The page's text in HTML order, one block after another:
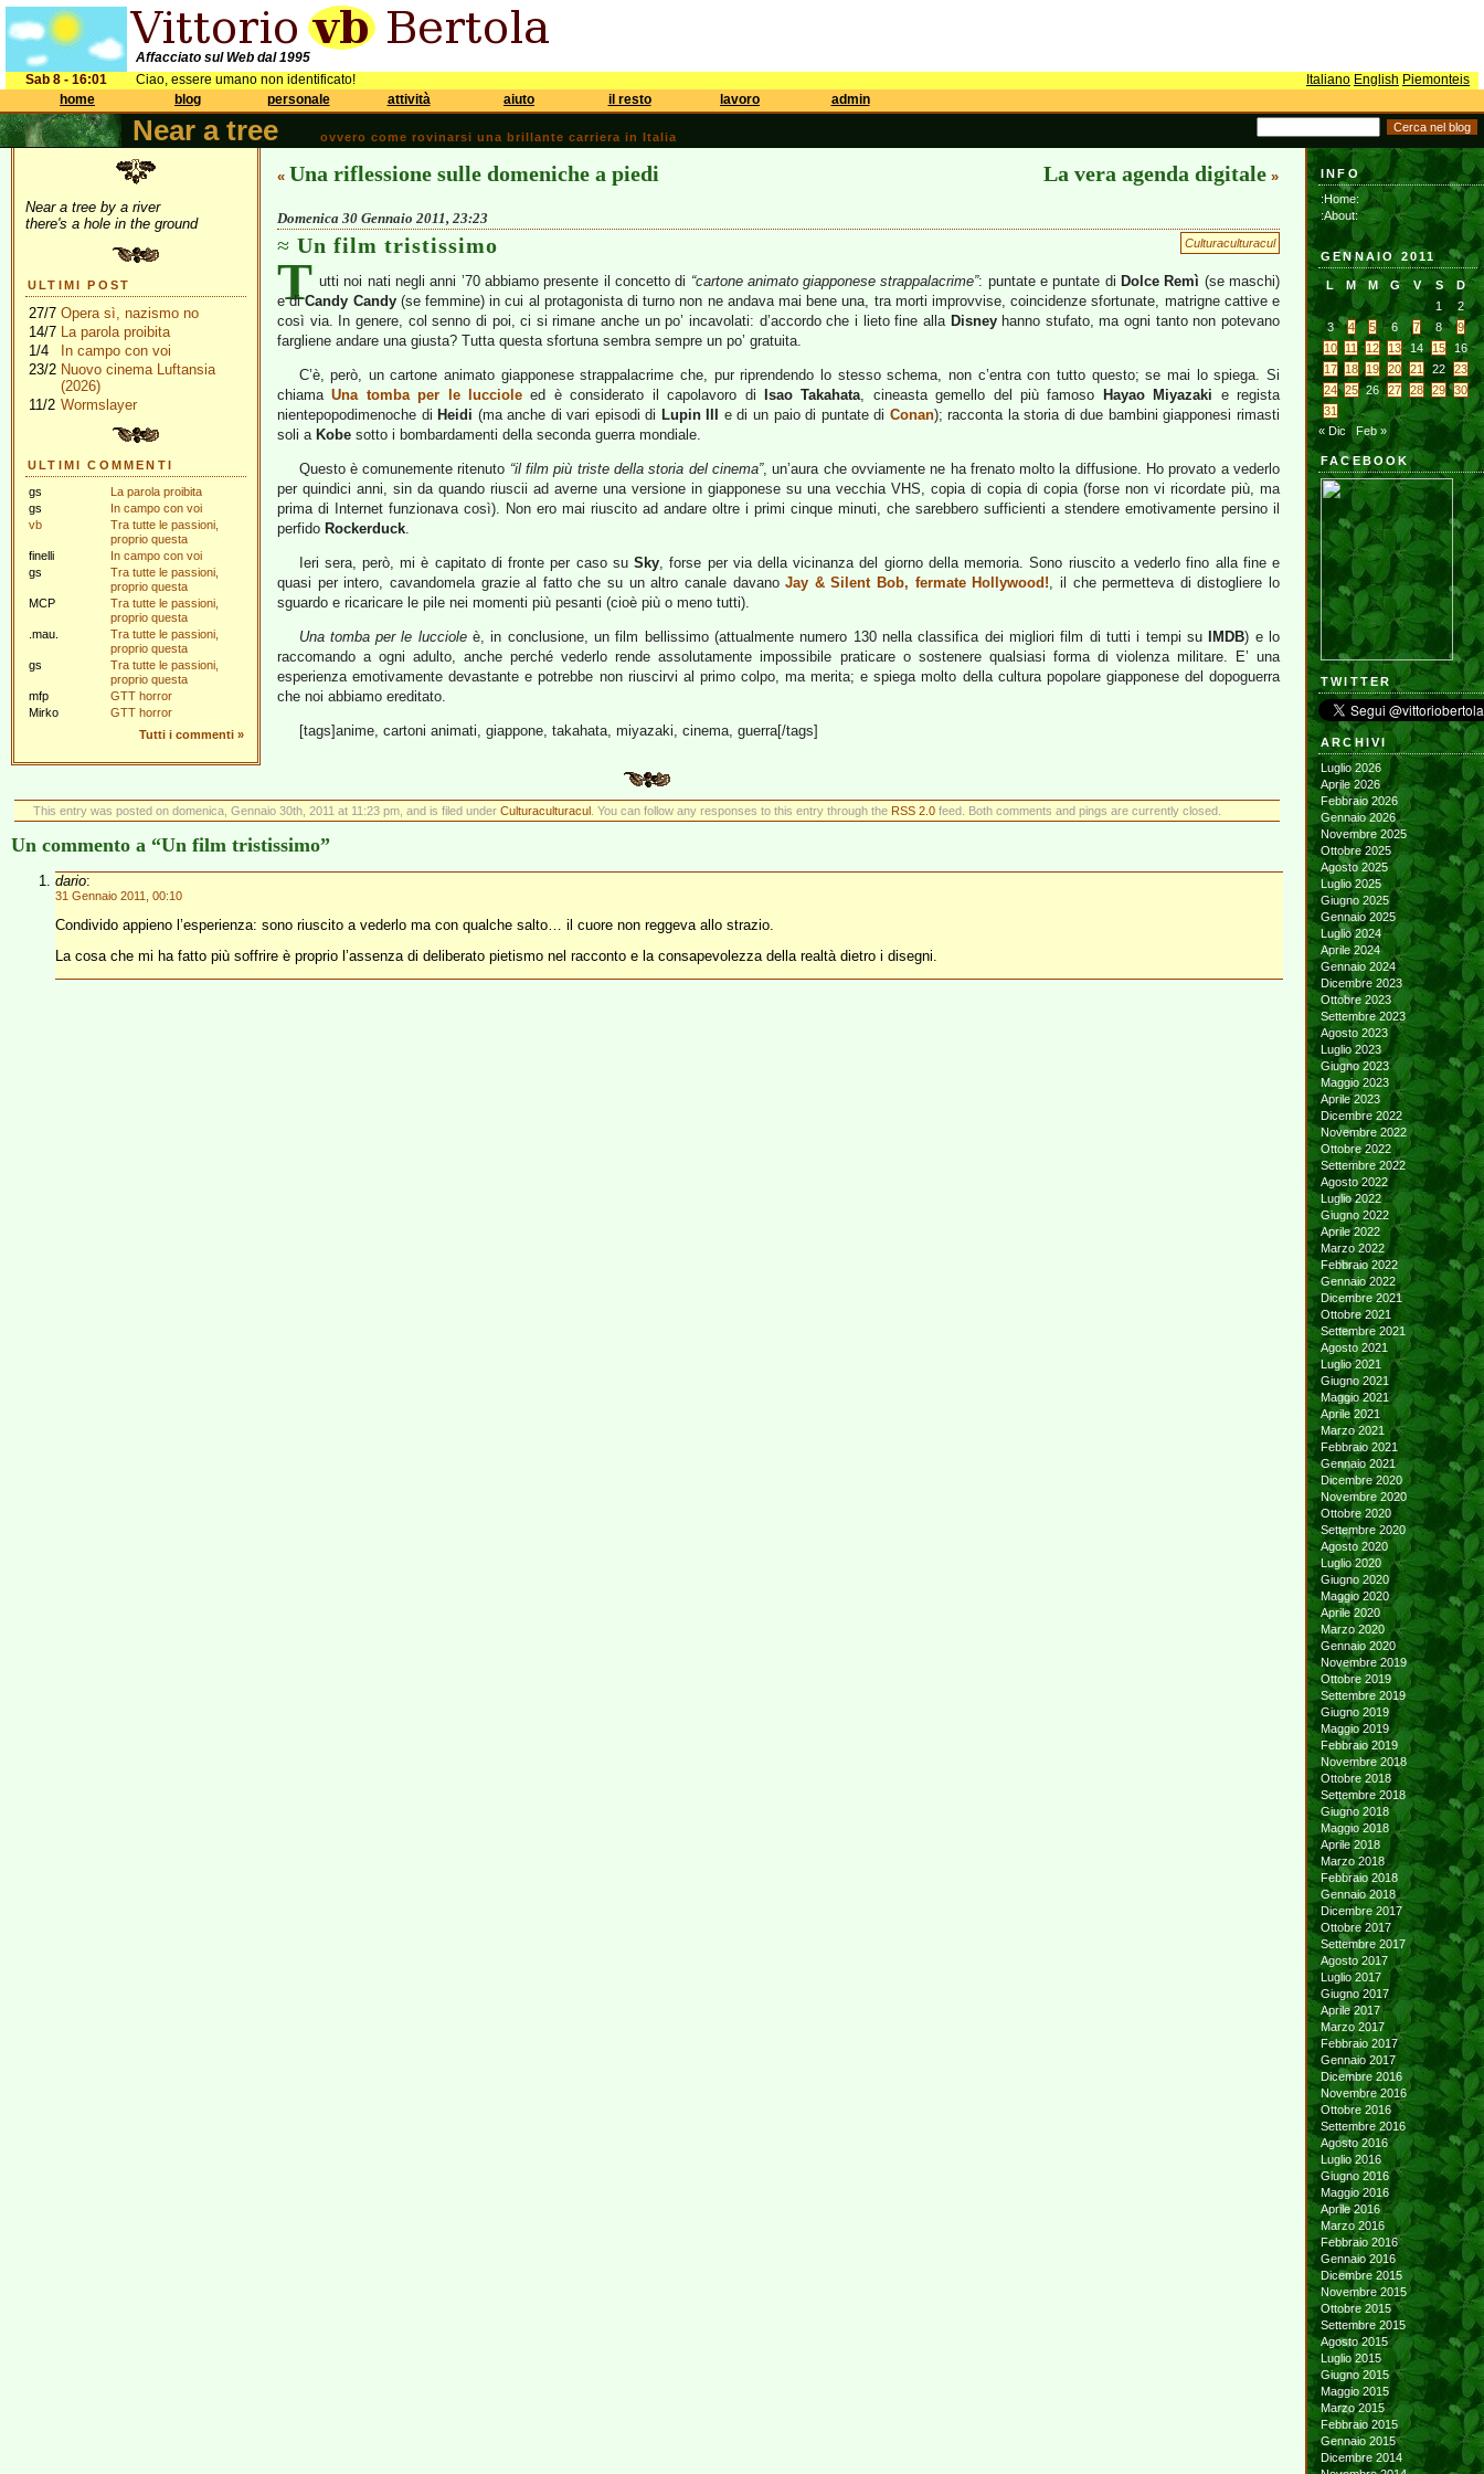
Affacciato sul Web dal 1995
Sab 8 - 16:01
Ciao, essere umano non identificato! Italiano English Piemonteis
home
blog personale attività aiuto il resto lavoro admin
Near a tree ovvero come rovinarsi una brillante carriera in Italia
Near a tree by a river
there's a hole in the ground
ULTIMI POST
27/7 Opera sì, nazismo no
14/7 La parola proibita
1/4
In campo con voi
23/2 Nuovo cinema Luftansia
(2026)
11/2 Wormslayer
ULTIMI COMMENTI
gs
La parola proibita
gs
In campo con voi
vb
Tra tutte le passioni,
proprio questa
finelli
In campo con voi
gs
Tra tutte le passioni,
proprio questa
MCP
Tra tutte le passioni,
proprio questa
.mau.
Tra tutte le passioni,
proprio questa
gs
Tra tutte le passioni,
proprio questa
mfp
GTT horror
Mirko
GTT horror
Tutti i commenti »
« Una riflessione sulle domeniche a piedi La vera agenda digitale »
Domenica 30 Gennaio 2011, 23:23
Culturaculturacul
Un film tristissimo
T utti noi nati negli anni ’70 abbiamo presente il concetto di “cartone animato giapponese strappalacrime”: puntate e puntate di Dolce Remì (se maschi)
e diCandy Candy(se femmine) in cui al protagonista di turno non ne andava mai bene una, tra morti improvvise, coincidenze sfortunate, matrigne cattive e
così via. In genere, col senno di poi, ci si rimane anche un po’ incavolati: d’accordo che i lieto fine alla Disneyhanno stufato, ma ogni tanto non potevano
fargliene andare una giusta? Tutta questa sfortuna sembra sempre un po’ gratuita.
C’è, però, un cartone animato giapponese strappalacrime che, pur riprendendo lo stesso schema, non c’entra con tutto questo; se mai lo spiega. Si
chiamaUna tomba per le lucciole ed è considerato il capolavoro di Isao Takahata, cineasta gemello del più famoso Hayao Miyazaki e regista
nientepopodimenoche di Heidi (ma anche di vari episodi di Lupin III e di un paio di puntate di Conan); racconta la storia di due bambini giapponesi rimasti
soli a Kobe sotto i bombardamenti della seconda guerra mondiale.
Questo è comunemente ritenuto “il film più triste della storia del cinema”, un’aura che ovviamente ne ha frenato molto la diffusione. Ho provato a vederlo
per quindici anni, sin da quando riuscii ad averne una versione in giapponese su una vecchia VHS, copia di copia di copia (forse non vi ricordate più, ma
prima di Internet funzionava così). Non ero mai riuscito ad andare oltre i primi cinque minuti, che sarebbero sufficienti a stendere emotivamente persino il
perfido Rockerduck.
Ieri sera, però, mi è capitato di fronte per caso suSky, forse per via della vicinanza del giorno della memoria. Sono riuscito a vederlo fino alla fine e
quasi per intero, cavandomela grazie al fatto che su un altro canale davanoJay & Silent Bob, fermate Hollywood!, il che permetteva di distogliere lo
sguardo e ricaricare le pile nei momenti più pesanti (cioè più o meno tutti).
Una tomba per le luccioleè, in conclusione, un film bellissimo (attualmente numero 130 nella classifica dei migliori film di tutti i tempi su IMDB) e lo
raccomando a ogni adulto, anche perché vederlo rende assolutamente impossibile praticare o sostenere qualsiasi forma di violenza militare. E’ una
esperienza emotivamente devastante e potrebbe non riuscirvi al primo colpo, ma merita; e spiega molto della cultura popolare giapponese del dopoguerra
che noi abbiamo ereditato.
[tags]anime, cartoni animati, giappone, takahata, miyazaki, cinema, guerra[/tags]
This entry was posted on domenica, Gennaio 30th, 2011 at 11:23 pm, and is filed under Culturaculturacul. You can follow any responses to this entry through the RSS 2.0feed. Both comments and pings are currently closed.
Un commento a “Un film tristissimo”
dario:
31 Gennaio 2011, 00:10
Condivido appieno l’esperienza: sono riuscito a vederlo ma con qualche salto… il cuore non reggeva allo strazio.
La cosa che mi ha fatto più soffrire è proprio l’assenza di deliberato pietismo nel racconto e la consapevolezza della realtà dietro i disegni.
INFO
:Home:
:About:
GENNAIO 2011
L M M G V S
D
1
2
3
4 5 6 7 8
9
10
11 12 13 14 15
16
17
18 19 20 21 22
23
24
25 26 27 28 29
30
31
« Dic
Feb »
FACEBOOK
TWITTER
ARCHIVI
Luglio 2026
Aprile 2026
Febbraio 2026
Gennaio 2026
Novembre 2025
Ottobre 2025
Agosto 2025
Luglio 2025
Giugno 2025
Gennaio 2025
Luglio 2024
Aprile 2024
Gennaio 2024
Dicembre 2023
Ottobre 2023
Settembre 2023
Agosto 2023
Luglio 2023
Giugno 2023
Maggio 2023
Aprile 2023
Dicembre 2022
Novembre 2022
Ottobre 2022
Settembre 2022
Agosto 2022
Luglio 2022
Giugno 2022
Aprile 2022
Marzo 2022
Febbraio 2022
Gennaio 2022
Dicembre 2021
Ottobre 2021
Settembre 2021
Agosto 2021
Luglio 2021
Giugno 2021
Maggio 2021
Aprile 2021
Marzo 2021
Febbraio 2021
Gennaio 2021
Dicembre 2020
Novembre 2020
Ottobre 2020
Settembre 2020
Agosto 2020
Luglio 2020
Giugno 2020
Maggio 2020
Aprile 2020
Marzo 2020
Gennaio 2020
Novembre 2019
Ottobre 2019
Settembre 2019
Giugno 2019
Maggio 2019
Febbraio 2019
Novembre 2018
Ottobre 2018
Settembre 2018
Giugno 2018
Maggio 2018
Aprile 2018
Marzo 2018
Febbraio 2018
Gennaio 2018
Dicembre 2017
Ottobre 2017
Settembre 2017
Agosto 2017
Luglio 2017
Giugno 2017
Aprile 2017
Marzo 2017
Febbraio 2017
Gennaio 2017
Dicembre 2016
Novembre 2016
Ottobre 2016
Settembre 2016
Agosto 2016
Luglio 2016
Giugno 2016
Maggio 2016
Aprile 2016
Marzo 2016
Febbraio 2016
Gennaio 2016
Dicembre 2015
Novembre 2015
Ottobre 2015
Settembre 2015
Agosto 2015
Luglio 2015
Giugno 2015
Maggio 2015
Marzo 2015
Febbraio 2015
Gennaio 2015
Dicembre 2014